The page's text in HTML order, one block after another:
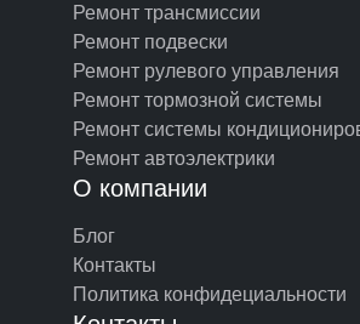
Ремонт трансмиссии
Ремонт подвески
Ремонт рулевого управления
Ремонт тормозной системы
Ремонт системы
Ремонт автоэлектрики
О компании
Блог
Контакты
Политика конфидециальности